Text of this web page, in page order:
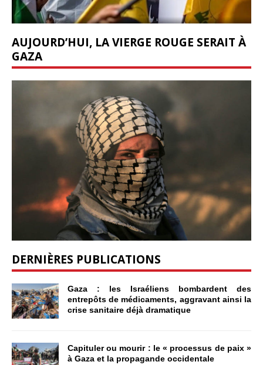
AUJOURD’HUI, LA VIERGE ROUGE SERAIT À
GAZA
DERNIÈRES PUBLICATIONS
Gaza : les Israéliens bombardent des
entrepôts de médicaments, aggravant ainsi la
crise sanitaire déjà dramatique
Capituler ou mourir : le « processus de paix »
à Gaza et la propagande occidentale